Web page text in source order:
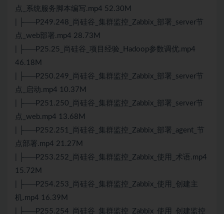
点_系统服务脚本编写.mp4 52.30M
| ├──P249.248_尚硅谷_集群监控_Zabbix_部署_server节
点_web部署.mp4 28.73M
| ├──P25.25_尚硅谷_项目经验_Hadoop参数调优.mp4
46.18M
| ├──P250.249_尚硅谷_集群监控_Zabbix_部署_server节
点_启动.mp4 10.37M
| ├──P251.250_尚硅谷_集群监控_Zabbix_部署_server节
点_web.mp4 13.68M
| ├──P252.251_尚硅谷_集群监控_Zabbix_部署_agent_节
点部署.mp4 21.27M
| ├──P253.252_尚硅谷_集群监控_Zabbix_使用_术语.mp4
15.72M
| ├──P254.253_尚硅谷_集群监控_Zabbix_使用_创建主
机.mp4 16.39M
| ├──P255.254_尚硅谷_集群监控_Zabbix_使用_创建监控